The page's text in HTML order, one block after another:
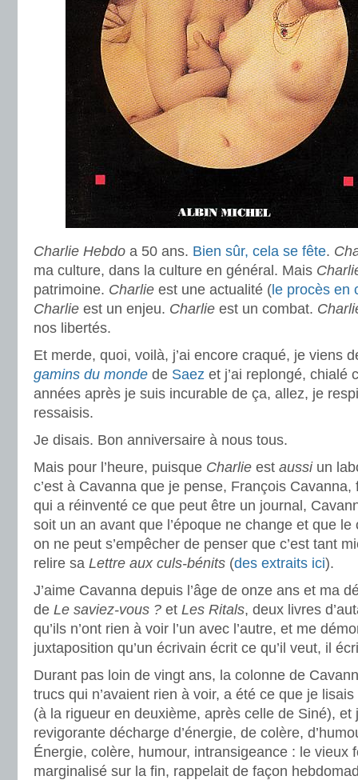
Charlie Hebdo a 50 ans. Bien sûr, cela se fête.
ma culture, dans la culture en général. Mais
patrimoine. Charlie est une actualité ( le procès en
Charlie est un enjeu. Charlie est un combat.
nos libertés.
Et merde, quoi, voilà, j’ai encore craqué, je viens
gamins du monde de Saez et j’ai replongé, chialé
années après je suis incurable de ça, allez, je
ressaisis.
Je disais. Bon anniversaire à nous tous.
Mais pour l’heure, puisque Charlie est aussiun
c’est à Cavanna que je pense, François
qui a réinventé ce que peut être un journal,
soit un an avant que l’époque ne change et que
on ne peut s’empêcher de penser que c’est tant
relire sa Lettre aux culs-bénits (des extraits ici).
J’aime Cavanna depuis l’âge de onze ans et ma
de Le saviez-vous ? et Les Ritals, deux livres
qu’ils n’ont rien à voir l’un avec l’autre, et me
juxtaposition qu’un écrivain écrit ce qu’il veut, il
Durant pas loin de vingt ans, la colonne de
trucs qui n’avaient rien à voir, a été ce que je
(à la rigueur en deuxième, après celle de Siné), et
revigorante décharge d’énergie, de colère,
Énergie, colère, humour, intransigeance : le vieux
marginalisé sur la fin, rappelait de façon